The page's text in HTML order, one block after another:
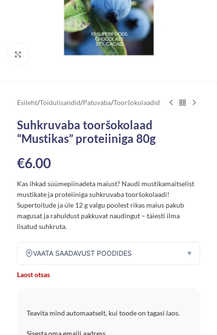
Vaata suuremat pilti
Esileht/Toidulisandid/Patuvaba/Tooršokolaadid
Suhkruvaba tooršokolaad
“Mustikas” proteiiniga 80g
€6.00
Kas ihkad süümepiinadeta maiust? Naudi mustikamaitselist
mustikate ja proteiiniga suhkruvaba tooršokolaadi!
Supertoitude ja üle 12 g valgu poolest rikas maius pakub
magusat ja rahuldust pakkuvat naudingut – täiesti ilma
lisatud suhkruta.
VAATA SAADAVUST POODIDES ▼
Laost otsas
Teavita mind automaatselt, kui toode on tagasi laos.
Sisesta oma emaili aadress